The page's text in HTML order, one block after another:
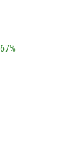
67%